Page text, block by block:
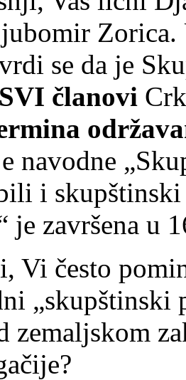
se da je
SVI članovi
navodne
i skupštinski
je završena u
Vi često
zemaljskom